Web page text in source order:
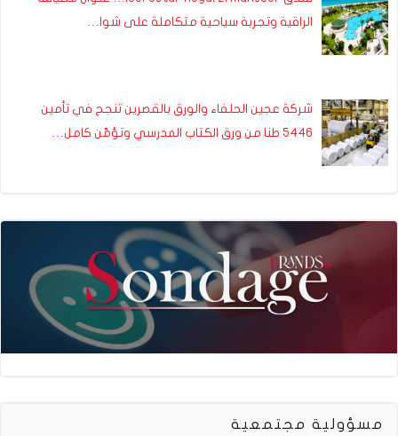
الراقية وتجربة سياحية متكاملة على شوا…
شركة عجين الحلفاء والورق بالقصرين تنجح في تأمين
5446 طنا من ورق الكتاب المدرسي وتؤمّن كامل…
مسؤولية مجتمعية